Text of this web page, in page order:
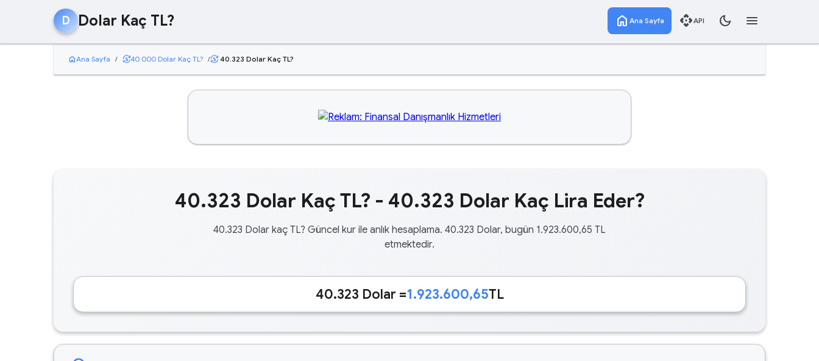
D Dolar Kaç TL? home Ana Sayfa apiAPI dark_mode menu
homeAna Sayfa / currency_exchange40.000 Dolar Kaç TL? /currency_exchange 40.323 Dolar Kaç TL?
40.323 Dolar Kaç TL? - 40.323 Dolar Kaç Lira Eder?
40.323 Dolar kaç TL? Güncel kur ile anlık hesaplama. 40.323 Dolar, bugün 1.923.600,65 TL
etmektedir.
40.323 Dolar =1.923.600,65TL